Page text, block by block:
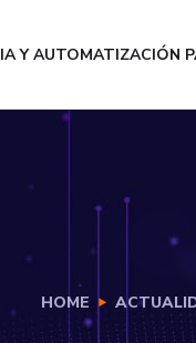
IA Y AUTOMATIZACIÓN
HOME